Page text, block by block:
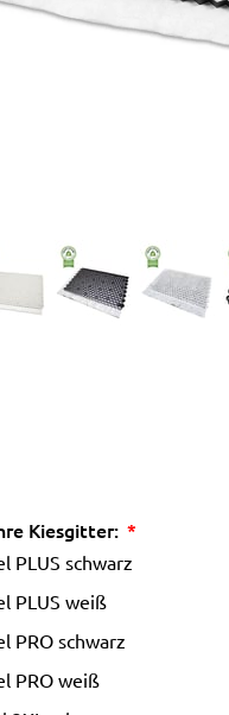
Kiesgitter:
PLUS schwarz
PLUS weiß
PRO schwarz
PRO weiß